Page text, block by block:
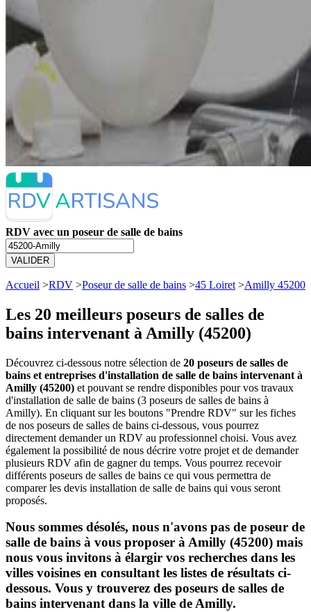
RDV avec un poseur de salle de bains
VALIDER
Accueil >RDV >Poseur de salle de bains >45 Loiret >Amilly 45200
Les 20 meilleurs poseurs de salles de
bains intervenant à Amilly (45200)
Découvrez ci-dessous notre sélection de 20 poseurs de salles de
bains et entreprises d'installation de salle de bains intervenant à
Amilly (45200) et pouvant se rendre disponibles pour vos travaux
d'installation de salle de bains (3 poseurs de salles de bains à
Amilly). En cliquant sur les boutons "Prendre RDV" sur les fiches
de nos poseurs de salles de bains ci-dessous, vous pourrez
directement demander un RDV au professionnel choisi. Vous avez
également la possibilité de nous décrire votre projet et de demander
plusieurs RDV afin de gagner du temps. Vous pourrez recevoir
différents poseurs de salles de bains ce qui vous permettra de
comparer les devis installation de salle de bains qui vous seront
proposés.
Nous sommes désolés, nous n'avons pas de poseur de
salle de bains à vous proposer à Amilly (45200) mais
nous vous invitons à élargir vos recherches dans les
villes voisines en consultant les listes de résultats ci-
dessous. Vous y trouverez des poseurs de salles de
bains intervenant dans la ville de Amilly.